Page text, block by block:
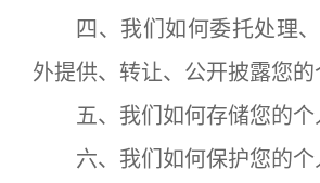
四、我们如何委托处理、
外提供、转让、公开披露您
五、我们如何存储您的个
六、我们如何保护您的个